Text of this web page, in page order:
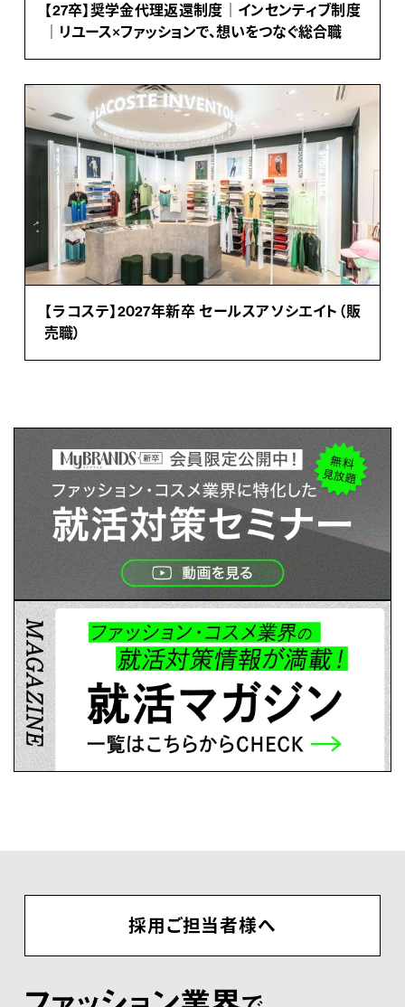
【27卒】奨学金代理返還制度｜インセンティブ制度
｜リユース×ファッションで、想いをつなぐ総合職
【ラコステ】2027年新卒 セールスアソシエイト（販
売職）
採用ご担当者様へ